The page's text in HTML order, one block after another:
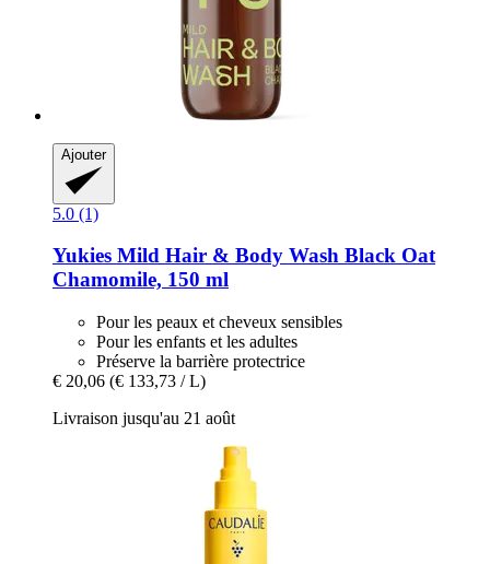
Ajouter
5.0 (1)
Yukies Mild Hair & Body Wash Black Oat
Chamomile, 150 ml
Pour les peaux et cheveux sensibles
Pour les enfants et les adultes
Préserve la barrière protectrice
€ 20,06 (€ 133,73 / L)
Livraison jusqu'au 21 août